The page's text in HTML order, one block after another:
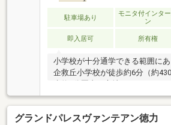
駐車場あり
モニタ付インタ
ン
即入居可 所有権
小学校が十分通学できる範囲に
企救丘小学校が徒歩約6分（約
しているなら、不動産会社をし
い。信頼と実績のある不動産会
産購入を成功させることに繋がり
グランドパレスヴァンテアン徳力